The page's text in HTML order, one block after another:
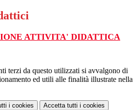
ATTIVITA' DIDATTICA
terzi da questo utilizzati si avvalgono di
ed utili alle finalità illustrate nella
i cookies Accetta tutti i cookies